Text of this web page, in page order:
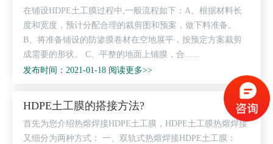
在铺设HDPE土工膜过程中,一般流程如下：A、根据材料长
度和宽度，预计分配合理的裁剪图和预案，做下料准备。
B、将准备铺设的防渗膜卷材在空地展平，按预定方案裁剪
成需要的形状。 C、平整的地面上铺膜，合......
发布时间：2021-01-18 阅读更多>>
HDPE土工膜的搭接方法?
首先为您介绍热熔焊接HDPE土工膜，HDPE土工膜热熔焊接
又细分为两种方式： 一、双轨式热熔焊接HDPE土工膜：